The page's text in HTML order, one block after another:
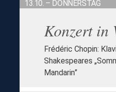
13.10. – DONNERSTAG
Konzert in
Frédéric Chopin:
Shakespeares
Mandarin”